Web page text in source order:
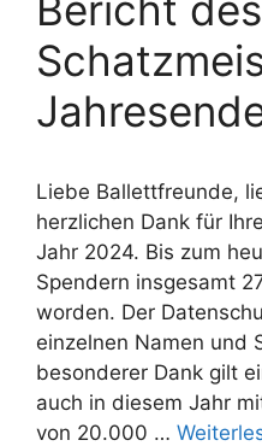
Liebe Ballettfreunde,
herzlichen Dank für
Jahr 2024. Bis zum
Spendern insgesamt
worden. Der
einzelnen Namen und
besonderer Dank gilt
auch in diesem Jahr
von 20.000 …